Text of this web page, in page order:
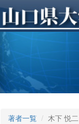
著者一覧 木下 悦二